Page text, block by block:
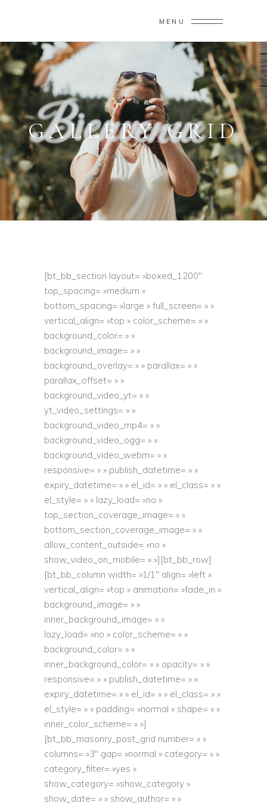
MENU
GALLERY GRID
[bt_bb_section layout= »boxed_1200″
top_spacing= »medium »
bottom_spacing= »large » full_screen= » »
vertical_align= »top » color_scheme= » »
background_color= » »
background_image= » »
background_overlay= » » parallax= » »
parallax_offset= » »
background_video_yt= » »
yt_video_settings= » »
background_video_mp4= » »
background_video_ogg= » »
background_video_webm= » »
responsive= » » publish_datetime= » »
expiry_datetime= » » el_id= » » el_class= » »
el_style= » » lazy_load= »no »
top_section_coverage_image= » »
bottom_section_coverage_image= » »
allow_content_outside= »no »
show_video_on_mobile= » »][bt_bb_row]
[bt_bb_column width= »1/1″ align= »left »
vertical_align= »top » animation= »fade_in »
background_image= » »
inner_background_image= » »
lazy_load= »no » color_scheme= » »
background_color= » »
inner_background_color= » » opacity= » »
responsive= » » publish_datetime= » »
expiry_datetime= » » el_id= » » el_class= » »
el_style= » » padding= »normal » shape= » »
inner_color_scheme= » »]
[bt_bb_masonry_post_grid number= » »
columns= »3″ gap= »normal » category= » »
category_filter= »yes »
show_category= »show_category »
show_date= » » show_author= » »